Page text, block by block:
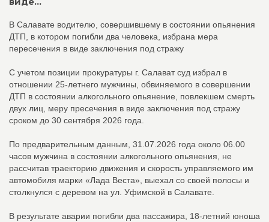
В Салавате водителю, совершившему в состоянии опьянения
ДТП, в котором погибли два человека, избрана мера
пересечения в виде заключения под стражу
С учетом позиции прокуратуры г. Салават суд избрал в
отношении 25-летнего мужчины, обвиняемого в совершении
ДТП в состоянии алкогольного опьянение, повлекшем смерть
двух лиц, меру пресечения в виде заключения под стражу
сроком до 30 сентября 2026 года.
По предварительным данным, 31.07.2026 года около 06.00
часов мужчина в состоянии алкогольного опьянения, не
рассчитав траекторию движения и скорость управляемого им
автомобиля марки «Лада Веста», выехал со своей полосы и
столкнулся с деревом на ул. Уфимской в Салавате.
В результате аварии погибли два пассажира, 18-летний юноша